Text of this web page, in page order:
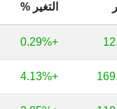
التغير %
+0.29%
+4.13%